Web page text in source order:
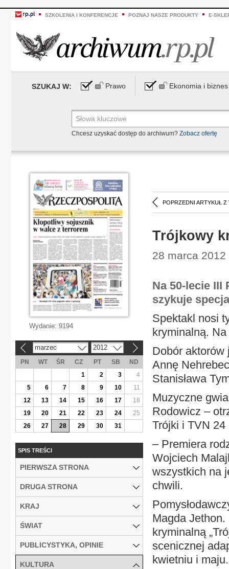
SZKOLENIA I KONFERENCJE POZNAJ NASZE PRODUKTY E-
SZUKAJ W: Prawo Ekonomia i biznes
Chcesz uzyskać dostęp do archiwum? Zobacz ofertę
POPRZEDNI ARTYKUŁ Z
Trójkowy
28 marca
Na 50-lecie III
szykuje
Spektakl nosi
kryminalną.
Dobór
Annę
Stanisława
Muzyczne
Rodowicz –
Trójki i TVN
– Premiera
Wojciech
wszystkich na
chwili.
Magda
kryminalną
scenicznej
kwietniu i maju.
Wydanie: 9194
marzec 2012
PN WT ŚR CZ PT SB
ND
1
2 3
4
5
6 7 8 9 10
11
12
13 14 15 16 17
18
19
20 21 22 23 24
25
26
27 28 29 30 31
SPIS TREŚCI
PIERWSZA STRONA
DRUGA STRONA
KRAJ
ŚWIAT
PUBLICYSTYKA, OPINIE
KULTURA